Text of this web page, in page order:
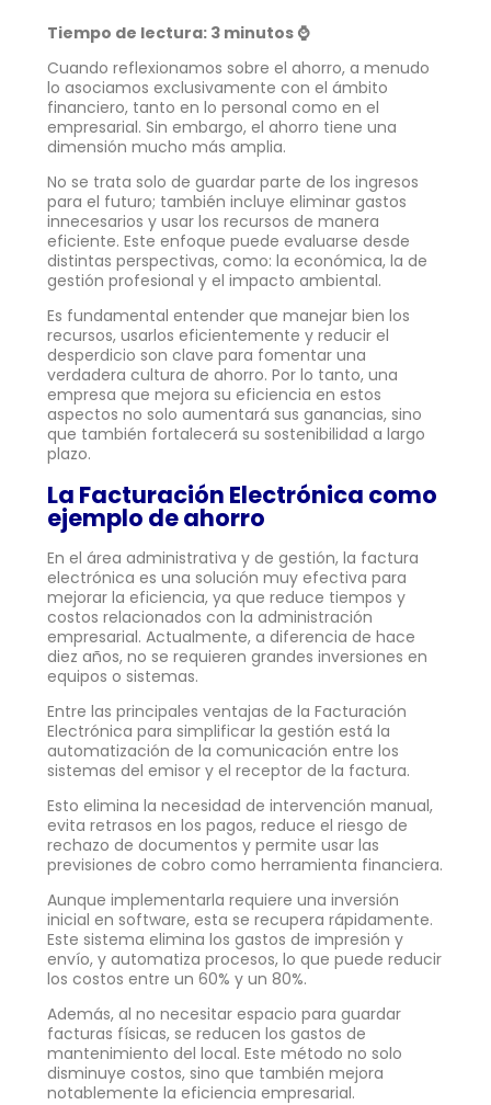
Tiempo de lectura: 3 minutos ⌚
Cuando reflexionamos sobre el ahorro, a menudo
lo asociamos exclusivamente con el ámbito
financiero, tanto en lo personal como en el
empresarial. Sin embargo, el ahorro tiene una
dimensión mucho más amplia.
No se trata solo de guardar parte de los ingresos
para el futuro; también incluye eliminar gastos
innecesarios y usar los recursos de manera
eficiente. Este enfoque puede evaluarse desde
distintas perspectivas, como: la económica, la de
gestión profesional y el impacto ambiental.
Es fundamental entender que manejar bien los
recursos, usarlos eficientemente y reducir el
desperdicio son clave para fomentar una
verdadera cultura de ahorro. Por lo tanto, una
empresa que mejora su eficiencia en estos
aspectos no solo aumentará sus ganancias, sino
que también fortalecerá su sostenibilidad a largo
plazo.
La Facturación Electrónica como
ejemplo de ahorro
En el área administrativa y de gestión, la factura
electrónica es una solución muy efectiva para
mejorar la eficiencia, ya que reduce tiempos y
costos relacionados con la administración
empresarial. Actualmente, a diferencia de hace
diez años, no se requieren grandes inversiones en
equipos o sistemas.
Entre las principales ventajas de la Facturación
Electrónica para simplificar la gestión está la
automatización de la comunicación entre los
sistemas del emisor y el receptor de la factura.
Esto elimina la necesidad de intervención manual,
evita retrasos en los pagos, reduce el riesgo de
rechazo de documentos y permite usar las
previsiones de cobro como herramienta financiera.
Aunque implementarla requiere una inversión
inicial en software, esta se recupera rápidamente.
Este sistema elimina los gastos de impresión y
envío, y automatiza procesos, lo que puede reducir
los costos entre un 60% y un 80%.
Además, al no necesitar espacio para guardar
facturas físicas, se reducen los gastos de
mantenimiento del local. Este método no solo
disminuye costos, sino que también mejora
notablemente la eficiencia empresarial.